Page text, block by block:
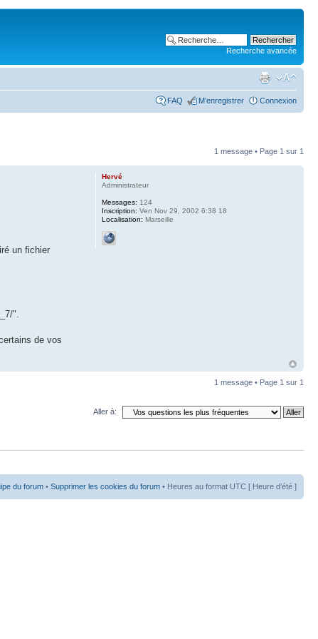
Recherche avancée
FAQ M’enregistrer Connexion
1 message • Page 1 sur 1
un fichier
".
de vos
Hervé
Administrateur
Messages: 124
Inscription: Ven Nov 29, 2002 6:38 18
Localisation: Marseille
1 message • Page 1 sur 1
Aller à:
du forum • Supprimer les cookies du forum • Heures au format UTC [ Heure d’été ]